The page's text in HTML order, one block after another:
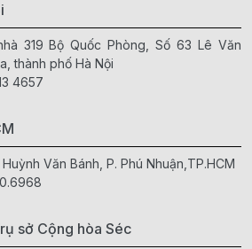
319 Bộ Quốc Phòng, Số 63 Lê Văn
thành phố Hà Nội
4657
Văn Bánh, P. Phú Nhuận,TP.HCM
sở Cộng hòa Séc